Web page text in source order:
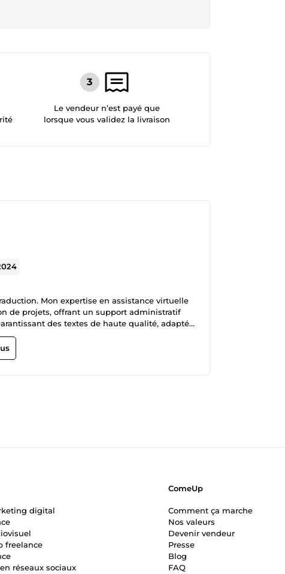
Le vendeur n’est payé que
lorsque vous validez la livraison
de projets, offrant un support administratif
des textes de haute qualité, adaptés
linguistique et leur impact. Je suis
prête à vous accompagner dans tous vos
digital
freelance
réseaux sociaux
ComeUp
Comment ça marche
Nos valeurs
Devenir vendeur
Presse
Blog
FAQ